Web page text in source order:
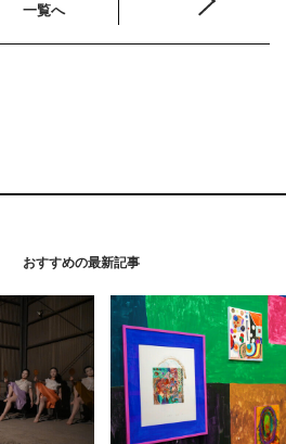
一覧へ
おすすめの最新記事